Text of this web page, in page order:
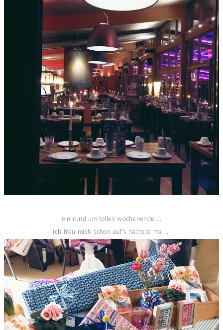
ein rund um tolles wochenende ...
ich freu mich schon auf's nächste mal ...